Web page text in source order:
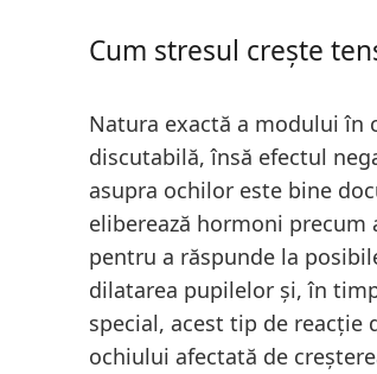
Cum stresul crește
Natura exactă a modului în
discutabilă, însă efectul
asupra ochilor este bine
eliberează hormoni
pentru a răspunde la
dilatarea pupilelor și, în
special, acest tip de
ochiului afectată de